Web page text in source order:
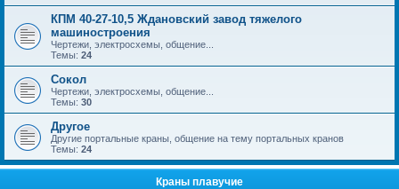
КПМ 40-27-10,5 Ждановский завод тяжелого
машиностроения
Чертежи, электросхемы, общение...
Темы: 24
Сокол
Чертежи, электросхемы, общение...
Темы: 30
Другое
Другие портальные краны, общение на тему портальных кранов
Темы: 24
Краны плавучие